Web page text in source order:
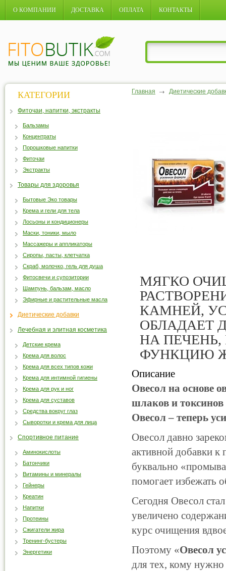
О КОМПАНИИ ДОСТАВКА ОПЛАТА КОНТАКТЫ
Главная Диетические
МЯГКО
КАМНЕЙ,
ОБЛАДАЕТ
НА
ФУНКЦИЮ
Описание
Овесол на основе
шлаков и токсинов
Овесол – теперь
Овесол давно
активной добавки
буквально
помогает избежать
Сегодня Овесол
увеличено
курс очищения
Поэтому «Овесол
для тех, кому нужно
КАТЕГОРИИ
Фиточаи, напитки, экстракты
Бальзамы
Концентраты
Порошковые напитки
Фиточаи
Экстракты
Товары для здоровья
Бытовые Эко товары
Крема и гели для тела
Лосьоны и кондиционеры
Маски, тоники, мыло
Массажеры и аппликаторы
Сиропы, пасты, клетчатка
Скраб, молочко, гель для душа
Фитосвечи и супозитории
Шампунь, бальзам, масло
Эфирные и растительные масла
Диетические добавки
Лечебная и элитная косметика
Детские крема
Крема для волос
Крема для всех типов кожи
Крема для интимной гигиены
Крема для рук и ног
Крема для суставов
Средства вокруг глаз
Сыворотки и крема для лица
Спортивное питание
Аминокислоты
Батончики
Витамины и минералы
Гейнеры
Креатин
Напитки
Протеины
Сжигатели жира
Тренинг-бустеры
Энергетики